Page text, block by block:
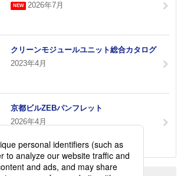
2026年7月
クリーンモジュールユニット総合カタログ
2023年4月
京都ビルZEBパンフレット
2026年4月